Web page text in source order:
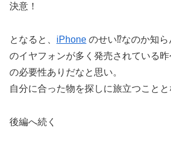
決意！
となると、 iPhone のせい⁉︎なのか知ら
のイヤフォンが多く発売されている
の必要性ありだなと思い。
自分に合った物を探しに旅立つこと
後編へ続く